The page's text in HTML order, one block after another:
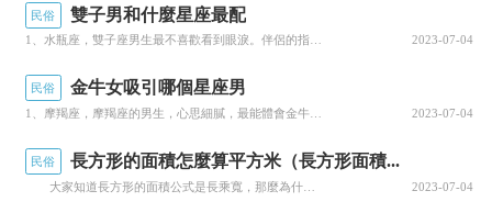
由上可知，男占二五八中的二、五、八這三個
月，分别對應的是卯月、午月、酉月，為啥民間都
說男的要占這三個月呢？因為這三個月份在十二個
民俗 雙子男和什麼星座最配
1、水瓶座，雙子座男生最不喜歡看到眼淚。伴侶的指責和唠叨，對雙子們來說都能接受，唯有他們生氣流淚會令... 2023-07-04
民俗 金牛女吸引哪個星座男
1、摩羯座，摩羯座的男生，心思細膩，最能體會金牛座女生的小心思。既不會大聲呵斥她們無理取鬧，也不會對... 2023-07-04
民俗 長方形的面積怎麼算平方米（長方形面積...
大家知道長方形的面積公式是長乘寬，那麼為什麼是長乘寬呢？ 面積：指物體表面的大小。用什麼來量呢？通常用面積單位來測量。常用的面積單位有平方厘米、平方分米、平方米。邊長是1厘米的正方形，面積是1平方厘米，邊長是1分米的正方形，面積是1平方分米，邊長是1米的正方形面積是1平方米。有一個長方形長5厘米，寬2厘米，求這個長方形的面積？準備若幹1平方厘米的小正... 2023-07-04